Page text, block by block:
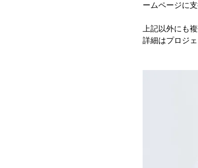
ームページに
上記以外にも
詳細はプロジ